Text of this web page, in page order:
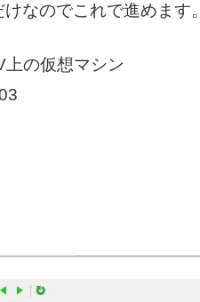
なのでこれで進めます。
上の仮想マシン